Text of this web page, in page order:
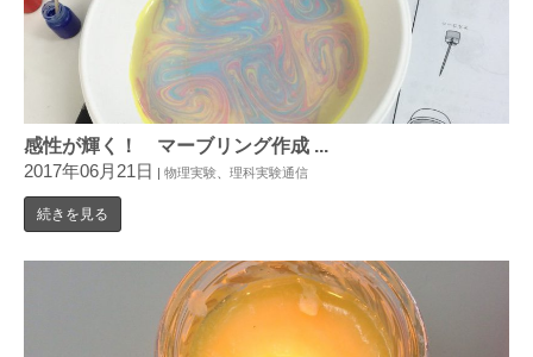
感性が輝く！ マーブリング作成 ...
2017年06月21日 | 物理実験 理科実験通信
続きを見る